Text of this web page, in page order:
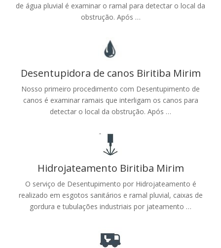
de água pluvial é examinar o ramal para detectar o local da
obstrução. Após …
Desentupidora de canos Biritiba Mirim
Nosso primeiro procedimento com Desentupimento de
canos é examinar ramais que interligam os canos para
detectar o local da obstrução. Após …
Hidrojateamento Biritiba Mirim
O serviço de Desentupimento por Hidrojateamento é
realizado em esgotos sanitários e ramal pluvial, caixas de
gordura e tubulações industriais por jateamento …